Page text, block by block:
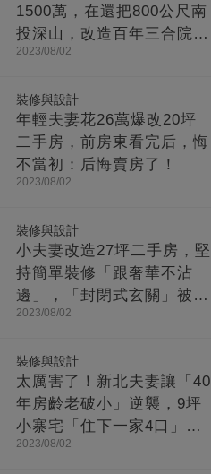
1500萬，在還把800公尺南
投深山，改造百年三合院，
成「台灣最美民宿」!
2023/08/02
裝修與設計
年輕夫妻花26萬爆改20坪
二手房，前房東看完后，悔
不當初：后悔賣房了！
2023/08/02
裝修與設計
小夫妻改造27坪二手房，堅
持簡單裝修「跟奢華不沾
邊」，「封閉式玄關」被贊
爆：這就是夢想中的家！
2023/08/02
裝修與設計
太厲害了！新北夫妻讓「40
年房齡老破小」逆襲，9坪
小寨宅「住下一家4口」，
收納超強超舒適
2023/08/02